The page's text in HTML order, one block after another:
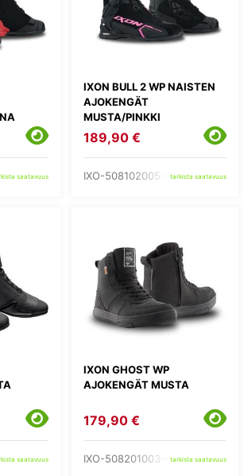
saatavuus
IXON BULL 2 WP NAISTEN
AJOKENGÄT
MUSTA/PINKKI
189,90 €
IXO-508102005-73-tarkista saatavuus
saatavuus
IXON GHOST WP
AJOKENGÄT MUSTA
179,90 €
IXO-508201003-01-tarkista saatavuus